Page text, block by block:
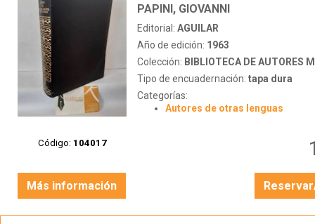
Código: 104017
PAPINI, GIOVANNI
Editorial: AGUILAR
Año de edición: 1963
Colección: BIBLIOTECA DE AUTORES
Tipo de encuadernación: tapa dura
Categorías:
Autores de otras lenguas
Más información